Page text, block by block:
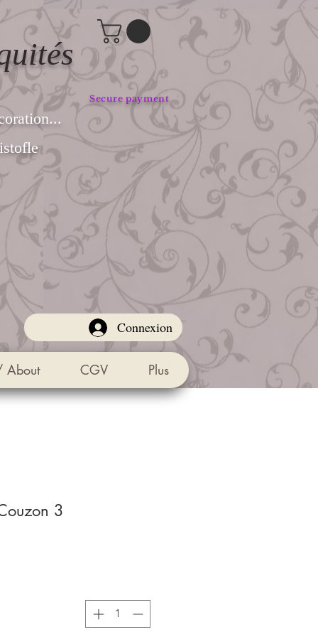
Secure payment
Connexion
About CGV Plus
3 plateaux Jean Couzon